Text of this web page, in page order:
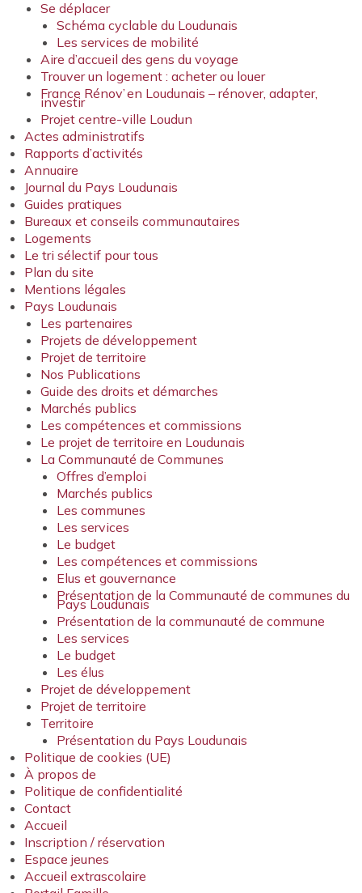
Se déplacer
Schéma cyclable du Loudunais
Les services de mobilité
Aire d’accueil des gens du voyage
Trouver un logement : acheter ou louer
France Rénov’ en Loudunais – rénover, adapter,
investir
Projet centre-ville Loudun
Actes administratifs
Rapports d’activités
Annuaire
Journal du Pays Loudunais
Guides pratiques
Bureaux et conseils communautaires
Logements
Le tri sélectif pour tous
Plan du site
Mentions légales
Pays Loudunais
Les partenaires
Projets de développement
Projet de territoire
Nos Publications
Guide des droits et démarches
Marchés publics
Les compétences et commissions
Le projet de territoire en Loudunais
La Communauté de Communes
Offres d’emploi
Marchés publics
Les communes
Les services
Le budget
Les compétences et commissions
Elus et gouvernance
Présentation de la Communauté de communes du
Pays Loudunais
Présentation de la communauté de commune
Les services
Le budget
Les élus
Projet de développement
Projet de territoire
Territoire
Présentation du Pays Loudunais
Politique de cookies (UE)
À propos de
Politique de confidentialité
Contact
Accueil
Inscription / réservation
Espace jeunes
Accueil extrascolaire